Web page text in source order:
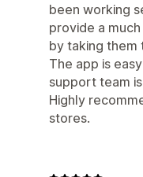
been working
provide a
by taking them
The app is
support team
Highly
stores.